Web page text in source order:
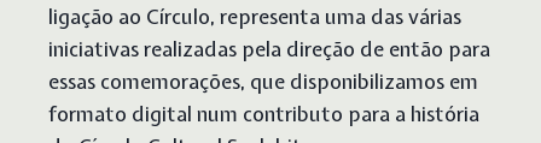
ligação ao Círculo, representa uma das várias
iniciativas realizadas pela direção de então para
essas comemorações, que disponibilizamos em
formato digital num contributo para a história